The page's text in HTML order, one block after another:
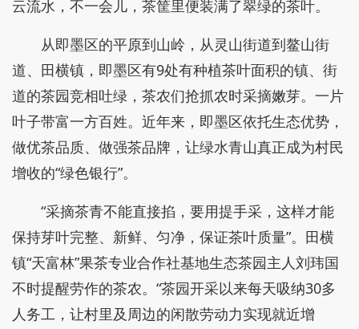
云流水，不一会儿，茶筐里便装满了翠绿的茶叶。
从即墨区的平原到山岭，从灵山街道到鳌山街
道、田横镇，即墨区有9处有种植茶叶面积的镇、街
道的茶园竞相吐绿，茶农们抢抓农时采摘嫩芽。一片
叶子带富一方百姓。近年来，即墨区依托生态优势，
做优茶品质、做强茶品牌，让绿水青山真正成为村民
增收的“绿色银行”。
“采摘茶青不能直接掐，要用提手采，这样才能
保持芽叶完整、新鲜、匀净，保证茶叶质量”。田横
镇“天富林”果茶专业合作社基地生态茶园主人刘玮国
不时提醒劳作的茶农。“茶园开采以来每天吸纳30多
人务工，让村里及周边的闲散劳动力实现就近增